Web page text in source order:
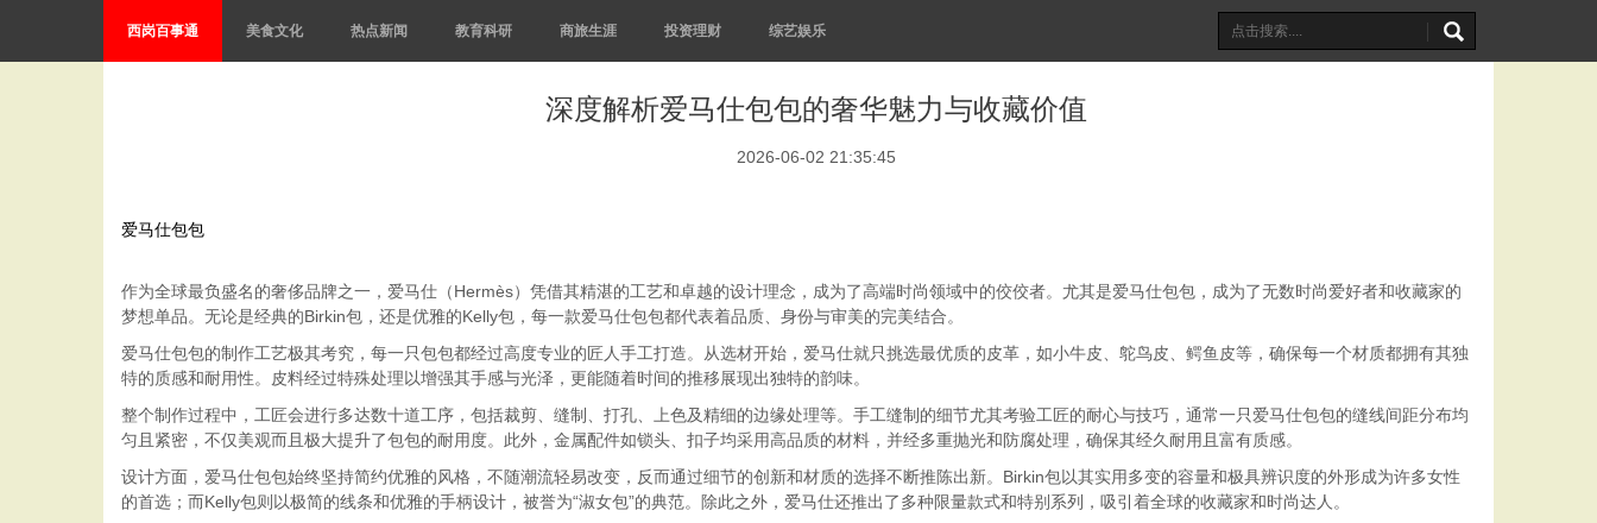
西岗百事通 美食文化 热点新闻 教育科研 商旅生涯 投资理财 综艺娱乐
深度解析爱马仕包包的奢华魅力与收藏价值
2026-06-02 21:35:45
爱马仕包包
作为全球最负盛名的奢侈品牌之一，爱马仕（Hermès）凭借其精湛的工艺和卓越的设计理念，成为了高端时尚领域中的佼佼者。尤其是爱马仕包包，成为了无数时尚爱好者和收藏家的
梦想单品。无论是经典的Birkin包，还是优雅的Kelly包，每一款爱马仕包包都代表着品质、身份与审美的完美结合。
爱马仕包包的制作工艺极其考究，每一只包包都经过高度专业的匠人手工打造。从选材开始，爱马仕就只挑选最优质的皮革，如小牛皮、鸵鸟皮、鳄鱼皮等，确保每一个材质都拥有其独
特的质感和耐用性。皮料经过特殊处理以增强其手感与光泽，更能随着时间的推移展现出独特的韵味。
整个制作过程中，工匠会进行多达数十道工序，包括裁剪、缝制、打孔、上色及精细的边缘处理等。手工缝制的细节尤其考验工匠的耐心与技巧，通常一只爱马仕包包的缝线间距分布均
匀且紧密，不仅美观而且极大提升了包包的耐用度。此外，金属配件如锁头、扣子均采用高品质的材料，并经多重抛光和防腐处理，确保其经久耐用且富有质感。
设计方面，爱马仕包包始终坚持简约优雅的风格，不随潮流轻易改变，反而通过细节的创新和材质的选择不断推陈出新。Birkin包以其实用多变的容量和极具辨识度的外形成为许多女性
的首选；而Kelly包则以极简的线条和优雅的手柄设计，被誉为“淑女包”的典范。除此之外，爱马仕还推出了多种限量款式和特别系列，吸引着全球的收藏家和时尚达人。